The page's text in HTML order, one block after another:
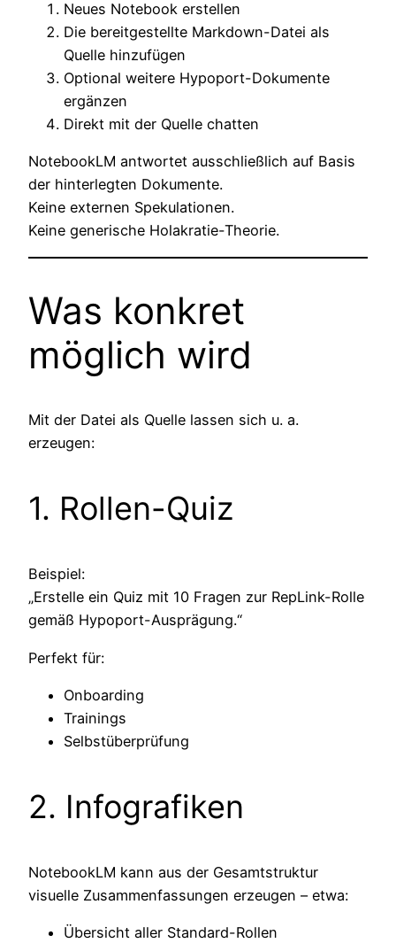
Neues Notebook erstellen
Die bereitgestellte Markdown-Datei als
Quelle hinzufügen
Optional weitere Hypoport-Dokumente
ergänzen
Direkt mit der Quelle chatten
NotebookLM antwortet ausschließlich auf Basis
der hinterlegten Dokumente.
Keine externen Spekulationen.
Keine generische Holakratie-Theorie.
Was konkret
möglich wird
Mit der Datei als Quelle lassen sich u. a.
erzeugen:
1. Rollen-Quiz
Beispiel:
„Erstelle ein Quiz mit 10 Fragen zur RepLink-Rolle
gemäß Hypoport-Ausprägung.“
Perfekt für:
Onboarding
Trainings
Selbstüberprüfung
2. Infografiken
NotebookLM kann aus der Gesamtstruktur
visuelle Zusammenfassungen erzeugen – etwa:
Übersicht aller Standard-Rollen